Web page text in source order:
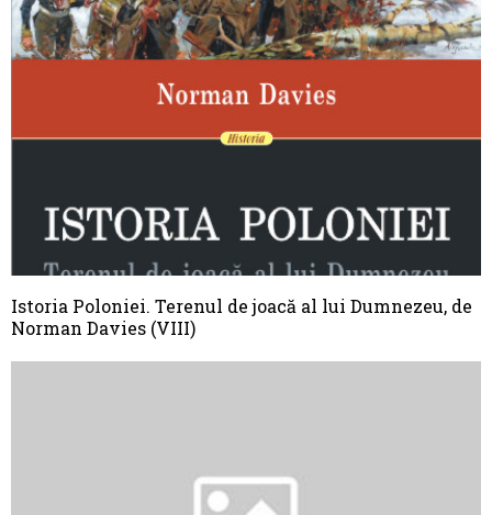
Istoria Poloniei. Terenul de joacă al lui Dumnezeu, de
Norman Davies (VIII)